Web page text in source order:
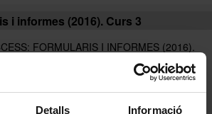
Detalls Informació
i informes (2016). Curs 3
FORMULARIS I INFORMES (2016).
Modalitat Presencial Destinataris PAS de la
de Microsoft Access i creadors de bases
que volen recordar la creació de consultes
per agilitzar el treball amb dades Cost...